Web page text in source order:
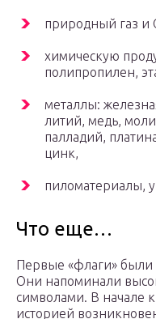
природный газ и
химическую
полипропилен,
металлы:
литий, медь,
палладий,
цинк,
пиломатериалы,
Что еще…
Первые «флаги»
Они напоминали
символами. В начале
историей